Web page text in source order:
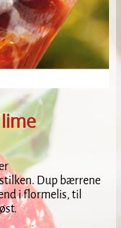
Dup bærrene
i flormelis, til